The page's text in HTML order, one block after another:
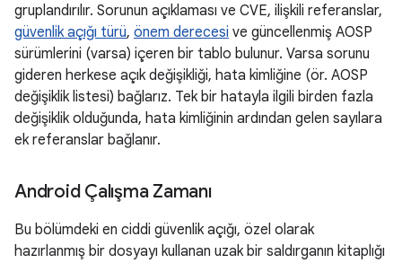
gruplandırılır. Sorunun açıklaması ve CVE, ilişkili referanslar,
güvenlik açığı türü, önem derecesi ve güncellenmiş AOSP
sürümlerini (varsa) içeren bir tablo bulunur. Varsa sorunu
gideren herkese açık değişikliği, hata kimliğine (ör. AOSP
değişiklik listesi) bağlarız. Tek bir hatayla ilgili birden fazla
değişiklik olduğunda, hata kimliğinin ardından gelen sayılara
ek referanslar bağlanır.
Android Çalışma Zamanı
Bu bölümdeki en ciddi güvenlik açığı, özel olarak
hazırlanmış bir dosyayı kullanan uzak bir saldırganın kitaplığı